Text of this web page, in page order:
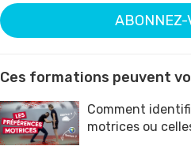
ABONNEZ-
Ces formations peuvent
Comment
motrices ou